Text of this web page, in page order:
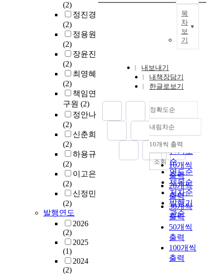
(2)
정진경
(2)
정용원
(2)
장윤진
(2)
최영혜
(2)
책임연
구원 (2)
정안나
(2)
신춘희
(2)
하용규
(2)
이고은
(2)
신정민
(2)
발행연도
2026
(2)
2025
(1)
2024
(2)
목
차
보
기
내보내기
내책장담기
한글로보기
정확도순
정확도
순
인기도
순
연도순
제목순
저자순
발행기
관순
내림차순
내림차순
10개씩 출력
10개씩
출력
20개씩
출력
30개씩
출력
50개씩
출력
100개씩
출력
조회